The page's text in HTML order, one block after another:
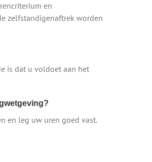
en
zelfstandigenaftrek worden
is dat u voldoet aan het
en leg uw uren goed vast.